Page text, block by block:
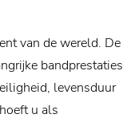
van de wereld. De
bandprestaties
levensduur
u als